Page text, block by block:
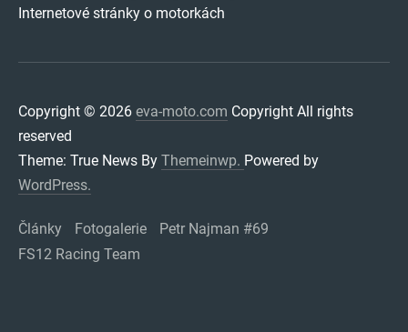
Internetové stránky o motorkách
Copyright © 2026 eva-moto.com Copyright All rights
reserved
Theme: True News By Themeinwp. Powered by
WordPress.
Články Fotogalerie
Petr Najman #69
FS12 Racing Team